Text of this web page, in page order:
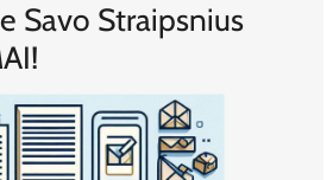
Savo Straipsnius